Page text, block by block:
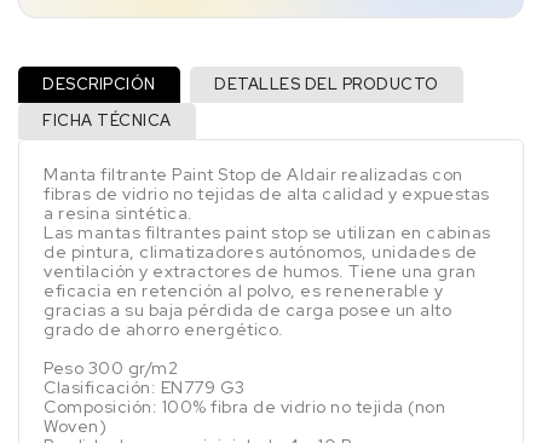
DESCRIPCIÓN
DETALLES DEL PRODUCTO
FICHA TÉCNICA
Manta filtrante Paint Stop de Aldair realizadas con
fibras de vidrio no tejidas de alta calidad y expuestas
a resina sintética.
Las mantas filtrantes paint stop se utilizan en cabinas
de pintura, climatizadores autónomos, unidades de
ventilación y extractores de humos. Tiene una gran
eficacia en retención al polvo, es renenerable y
gracias a su baja pérdida de carga posee un alto
grado de ahorro energético.
Peso 300 gr/m2
Clasificación: EN779 G3
Composición: 100% fibra de vidrio no tejida (non
Woven)